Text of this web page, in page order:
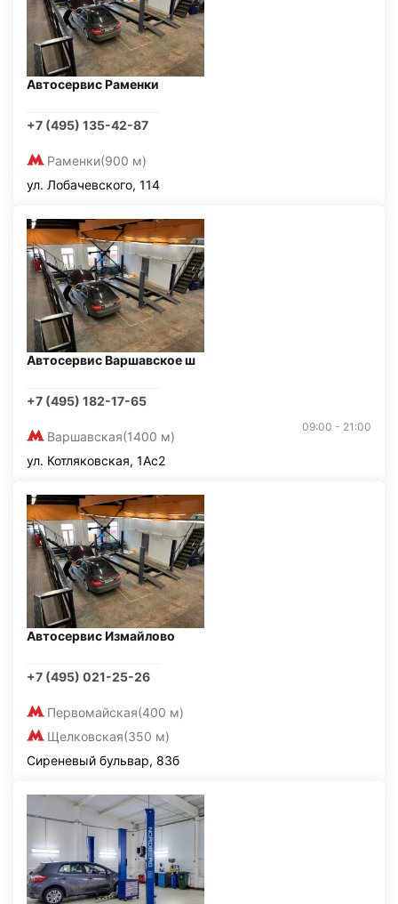
Автосервис Раменки
+7 (495) 135-42-87
Раменки(900 м)
ул. Лобачевского, 114
Автосервис Варшавское ш
+7 (495) 182-17-65
Варшавская(1400 м)
09:00 - 21:00
ул. Котляковская, 1Ас2
Автосервис Измайлово
+7 (495) 021-25-26
Первомайская(400 м)
Щелковская(350 м)
Сиреневый бульвар, 83б